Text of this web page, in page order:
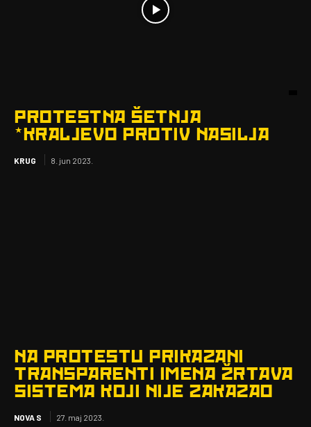
PROTESTNA ŠETNJA
*KRALJEVO PROTIV NASILJA
KRUG 8. jun 2023.
NA PROTESTU PRIKAZANI
TRANSPARENTI IMENA ŽRTAVA
SISTEMA KOJI NIJE ZAKAZAO
NOVA S 27. maj 2023.